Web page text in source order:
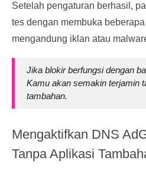
Setelah pengaturan berhasil,
tes dengan membuka
mengandung iklan atau
Jika blokir berfungsi dengan
Kamu akan semakin terjamin
tambahan.
Mengaktifkan DNS
Tanpa Aplikasi